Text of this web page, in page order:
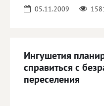
05.11.2009
Ингушетия
справиться с
переселения